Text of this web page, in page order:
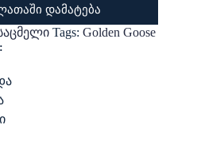
დამატება
Tags: Golden Goose